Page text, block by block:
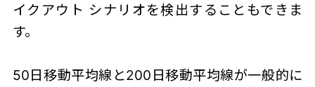
イクアウト シナリオを検出することもできま
す。
50日移動平均線と200日移動平均線が一般的に